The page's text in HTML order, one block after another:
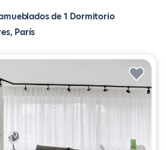
de 1 Dormitorio
París